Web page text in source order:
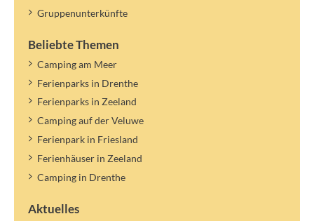
Gruppenunterkünfte
Beliebte Themen
Camping am Meer
Ferienparks in Drenthe
Ferienparks in Zeeland
Camping auf der Veluwe
Ferienpark in Friesland
Ferienhäuser in Zeeland
Camping in Drenthe
Aktuelles